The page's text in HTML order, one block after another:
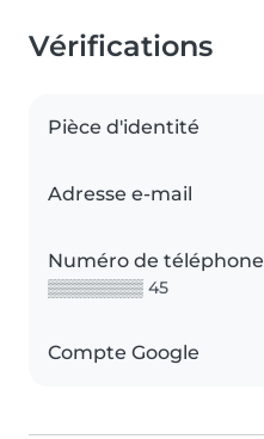
Vérifications
Pièce d'identité
Adresse e-mail
Numéro de téléphone
▒▒▒▒▒▒▒▒ 45
Compte Google